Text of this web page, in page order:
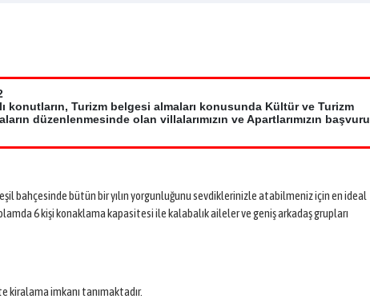
konutların, Turizm belgesi almaları konusunda Kültür ve Turizm
düzenlenmesinde olan villalarımızın ve Apartlarımızın başvuru
bahçesinde bütün bir yılın yorgunluğunu sevdiklerinizle atabilmeniz için en ideal
6 kişi konaklama kapasitesi ile kalabalık aileler ve geniş arkadaş grupları
kiralama imkanı tanımaktadır.